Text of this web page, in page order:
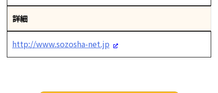
詳細
http://www.sozosha-net.jp